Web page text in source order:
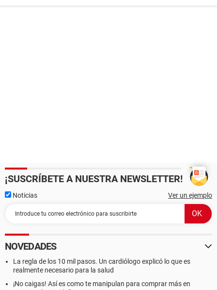
¡SUSCRÍBETE A NUESTRA NEWSLETTER!
Noticias Ver un ejemplo
NOVEDADES
La regla de los 10 mil pasos. Un cardiólogo explicó lo que es
realmente necesario para la salud
¡No caigas! Así es como te manipulan para comprar más en